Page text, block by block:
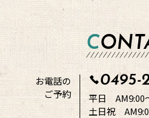
お電話の
ご予約
0495-
平日 AM9:00
土日祝